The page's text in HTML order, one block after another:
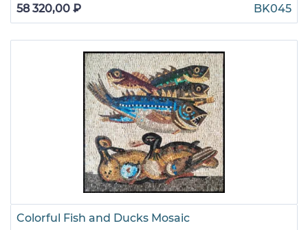
58 320,00 ₽
BK045
Colorful Fish and Ducks Mosaic